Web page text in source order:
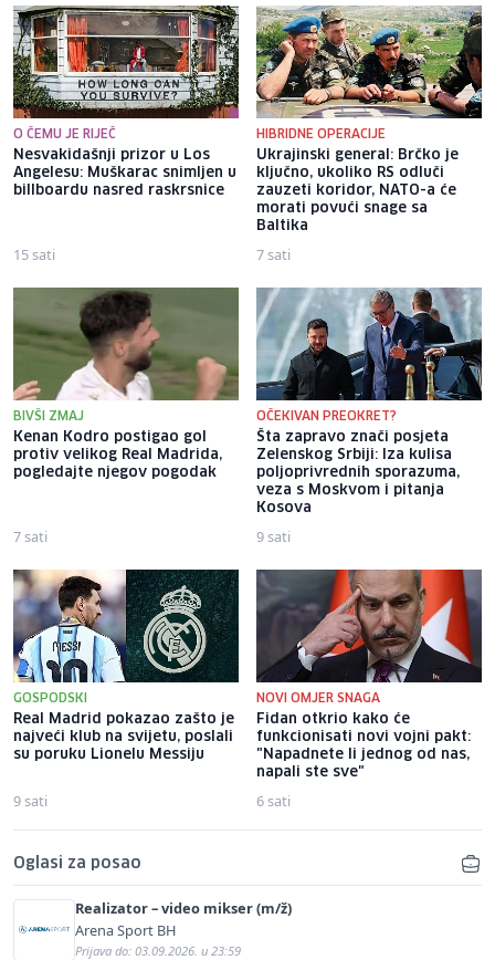
O ČEMU JE RIJEČ
Nesvakidašnji prizor u Los
Angelesu: Muškarac snimljen u
billboardu nasred raskrsnice
15 sati
HIBRIDNE OPERACIJE
Ukrajinski general: Brčko je
ključno, ukoliko RS odluči
zauzeti koridor, NATO-a će
morati povući snage sa
Baltika
7 sati
BIVŠI ZMAJ
Kenan Kodro postigao gol
protiv velikog Real Madrida,
pogledajte njegov pogodak
7 sati
OČEKIVAN PREOKRET?
Šta zapravo znači posjeta
Zelenskog Srbiji: Iza kulisa
poljoprivrednih sporazuma,
veza s Moskvom i pitanja
Kosova
9 sati
GOSPODSKI
Real Madrid pokazao zašto je
najveći klub na svijetu, poslali
su poruku Lionelu Messiju
9 sati
NOVI OMJER SNAGA
Fidan otkrio kako će
funkcionisati novi vojni pakt:
"Napadnete li jednog od nas,
napali ste sve"
6 sati
Oglasi za posao
Realizator – video mikser (m/ž)
Arena Sport BH
Prijava do: 03.09.2026. u 23:59